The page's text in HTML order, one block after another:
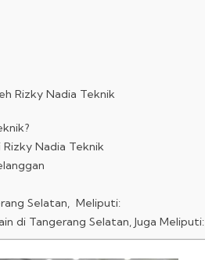
Rizky Nadia Teknik
Rizky Nadia Teknik
Selatan, Meliputi:
di Tangerang Selatan, Juga Meliputi: